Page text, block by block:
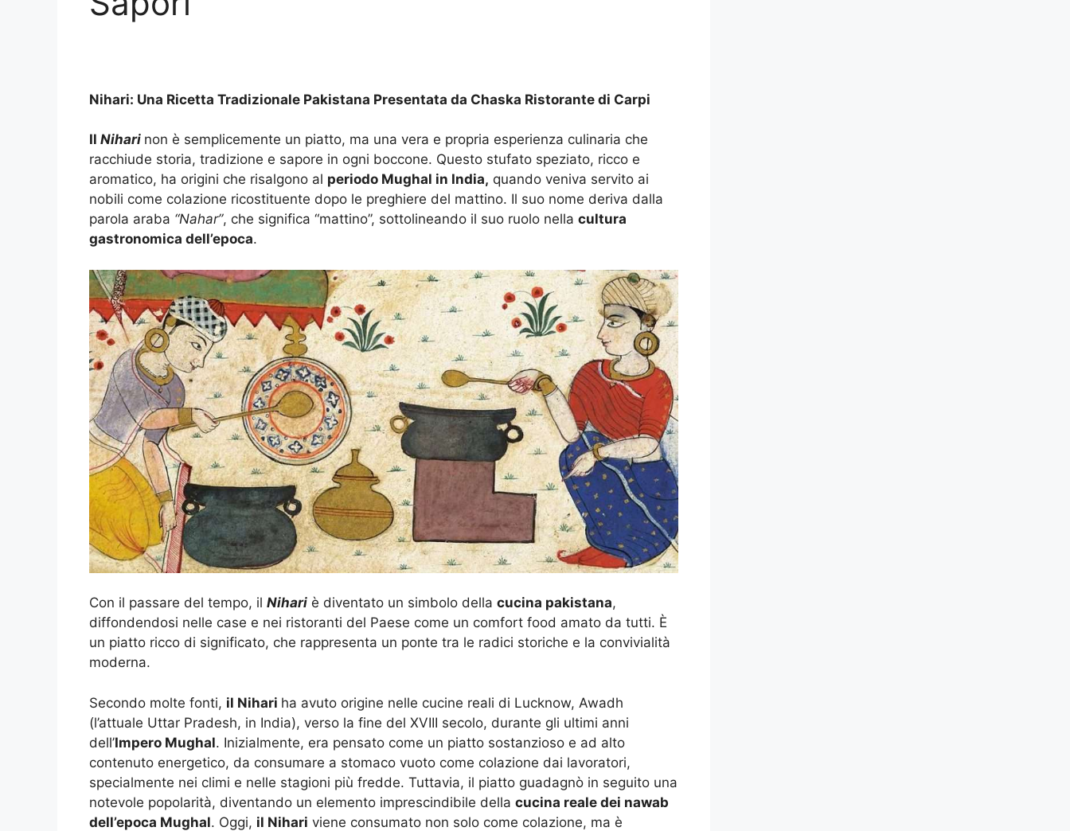
Nihari: Una Ricetta Tradizionale Pakistana Presentata da Chaska Ristorante di Carpi
Il Nihari non è semplicemente un piatto, ma una vera e propria esperienza culinaria che
racchiude storia, tradizione e sapore in ogni boccone. Questo stufato speziato, ricco e
aromatico, ha origini che risalgono al periodo Mughal in India, quando veniva servito ai
nobili come colazione ricostituente dopo le preghiere del mattino. Il suo nome deriva dalla
parola araba “Nahar”, che significa “mattino”, sottolineando il suo ruolo nella cultura
gastronomica dell’epoca.
Con il passare del tempo, il Nihari è diventato un simbolo della cucina pakistana,
diffondendosi nelle case e nei ristoranti del Paese come un comfort food amato da tutti. È
un piatto ricco di significato, che rappresenta un ponte tra le radici storiche e la convivialità
moderna.
Secondo molte fonti, il Nihari ha avuto origine nelle cucine reali di Lucknow, Awadh
(l’attuale Uttar Pradesh, in India), verso la fine del XVIII secolo, durante gli ultimi anni
dell’Impero Mughal. Inizialmente, era pensato come un piatto sostanzioso e ad alto
contenuto energetico, da consumare a stomaco vuoto come colazione dai lavoratori,
specialmente nei climi e nelle stagioni più fredde. Tuttavia, il piatto guadagnò in seguito una
notevole popolarità, diventando un elemento imprescindibile della cucina reale dei nawab
dell’epoca Mughal. Oggi, il Nihari viene consumato non solo come colazione, ma è